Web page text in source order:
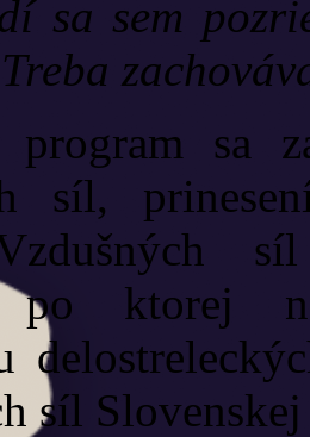
sa sem
program sa
síl,
po ktorej
síl